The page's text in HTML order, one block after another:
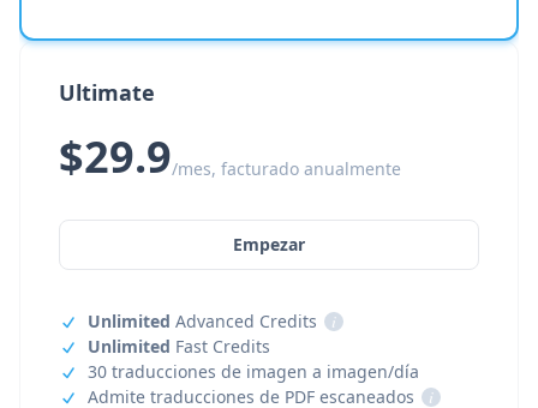
Ultimate
$29.9/mes, facturado anualmente
Empezar
Unlimited Advanced Credits
i
Unlimited Fast Credits
30 traducciones de imagen a imagen/día
Admite traducciones de PDF escaneados
i